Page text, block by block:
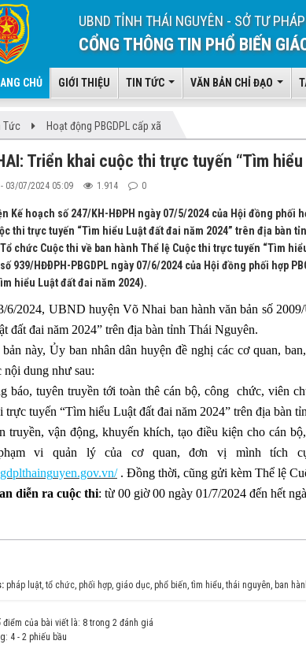
UBND TỈNH THÁI NGUYÊN - SỞ TƯ PHÁP
CỔNG THÔNG TIN PHỔ BIẾN
CHỦ GIỚI THIỆU TIN TỨC VĂN BẢN CHỈ ĐẠO
Tức Hoạt động PBGDPL cấp xã
Triển khai cuộc thi trực tuyến “Tìm
03/07/2024 05:09 1.914 0
Kế hoạch số 247/KH-HĐPH ngày 07/5/2024 của Hội đồng phối
thi trực tuyến “Tìm hiểu Luật đất đai năm 2024” trên địa bàn
chức Cuộc thi về ban hành Thể lệ Cuộc thi trực tuyến “Tìm
939/HĐÐPH-PBGDPL ngày 07/6/2024 của Hội đồng phối hợp
hiểu Luật đất đai năm 2024).
6/2024, UBND huyện Võ Nhai ban hành văn bản số
đất đai năm 2024” trên địa bàn tỉnh Thái Nguyên.
này, Ủy ban nhân dân huyện đề nghị các cơquan,
nội dung như sau:
báo, tuyên truyền tới toànthê cán bộ, côngchức, viên
i trực tuyến “Tìm hiểu Luật đất đai năm 2024” trên địa bàn
truyền, vận động, khuyến khích, tạo điều kiện cho cán
vi quản lý của cơ quan,đơn vị mình tích
uyen.gov.vn/ . Đồng thời, cũng gửi kèm Thể lệ
diễn ra cuộc thi: từ 00 giờ 00 ngày 01/7/2024 đến hết
pháp luật, tổ chức, phối hợp, giáo dục, phổ biến, tìm hiểu, thái nguyên, ban
điểm của bài viết là: 8 trong 2 đánh giá
4 - 2 phiếu bầu